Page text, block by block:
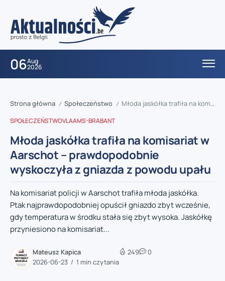
06Aug
2026
Strona główna / Społeczeństwo / Młoda jaskółka trafiła na komisariat w Aarschot – prawdopodobnie wyskoczyła z gniazda z powodu upału
SPOŁECZEŃSTWOVLAAMS-BRABANT
Młoda jaskółka trafiła na komisariat w
Aarschot – prawdopodobnie
wyskoczyła z gniazda z powodu upału
Na komisariat policji w Aarschot trafiła młoda jaskółka.
Ptak najprawdopodobniej opuścił gniazdo zbyt wcześnie,
gdy temperatura w środku stała się zbyt wysoka. Jaskółkę
przyniesiono na komisariat...
Mateusz Kapica
2026-06-23
1 min czytania
249 0